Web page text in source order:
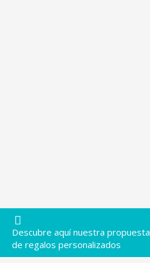
Descubre aquí nuestra propuesta
de regalos personalizados